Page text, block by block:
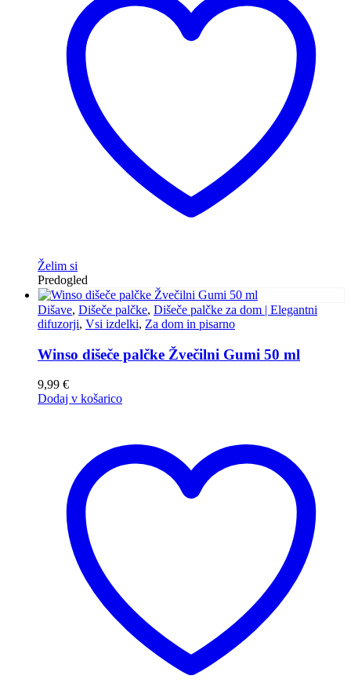
Želim si
Predogled
Dišave, Dišeče palčke, Dišeče palčke za dom | Elegantni
difuzorji, Vsi izdelki, Za dom in pisarno
Winso dišeče palčke Žvečilni Gumi 50 ml
9,99 €
Dodaj v košarico